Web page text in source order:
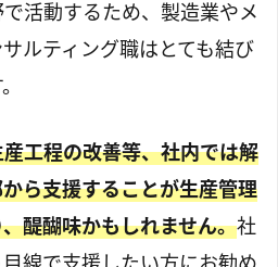
活動するため、製造業やメ
ルティング職はとても結び
工程の改善等、社内では解
ら支援することが生産管理
醍醐味かもしれません。社